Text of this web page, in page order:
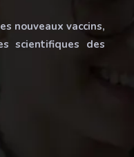
nouveaux vaccins,
scientifiques des